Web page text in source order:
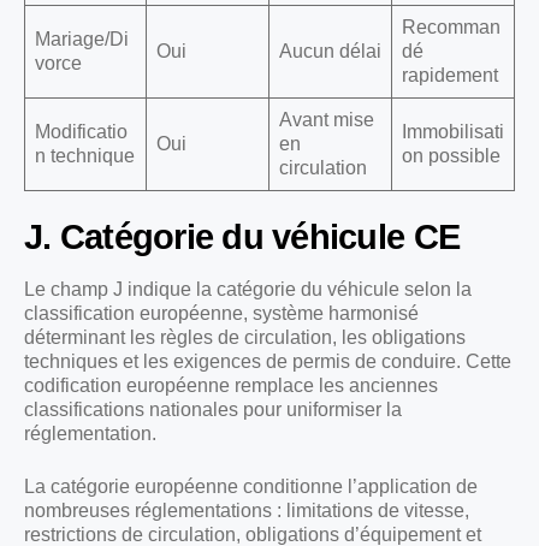
Mariage/Di
vorce
Oui Aucun délai
Recomman
dé
rapidement
Modificatio
n technique
Oui
Avant mise
en
circulation
Immobilisati
on possible
J. Catégorie du véhicule CE
Le champ J indique la catégorie du véhicule selon la
classification européenne, système harmonisé
déterminant les règles de circulation, les obligations
techniques et les exigences de permis de conduire. Cette
codification européenne remplace les anciennes
classifications nationales pour uniformiser la
réglementation.
La catégorie européenne conditionne l’application de
nombreuses réglementations : limitations de vitesse,
restrictions de circulation, obligations d’équipement et